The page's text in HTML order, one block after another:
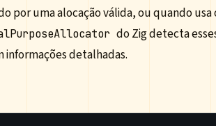
por uma alocação válida, ou quando
do Zig detecta
informações detalhadas.